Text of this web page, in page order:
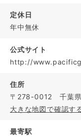
定休日
年中無休
公式サイト
http://
住所
〒278-0012 千葉
大きな地図で確認す
最寄駅